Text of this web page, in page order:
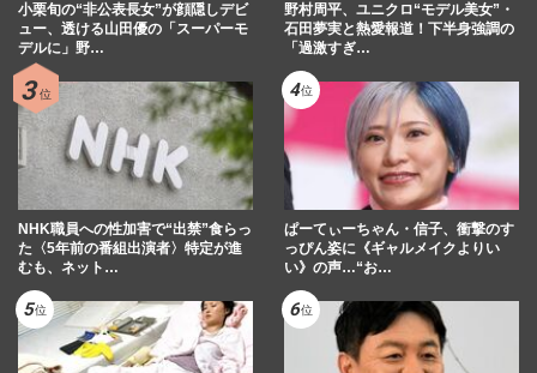
小栗旬の“非公表長女”が顔隠しデビ
ュー、透ける山田優の「スーパーモ
デルに」野…
野村周平、ユニクロ“モデル美女”・
石田夢実と熱愛報道！下半身強調の
「過激すぎ…
NHK職員への性加害で“出禁”食らっ
た〈5年前の番組出演者〉特定が進
むも、ネット…
ぱーてぃーちゃん・信子、衝撃のす
っぴん姿に《ギャルメイクよりい
い》の声…“お…